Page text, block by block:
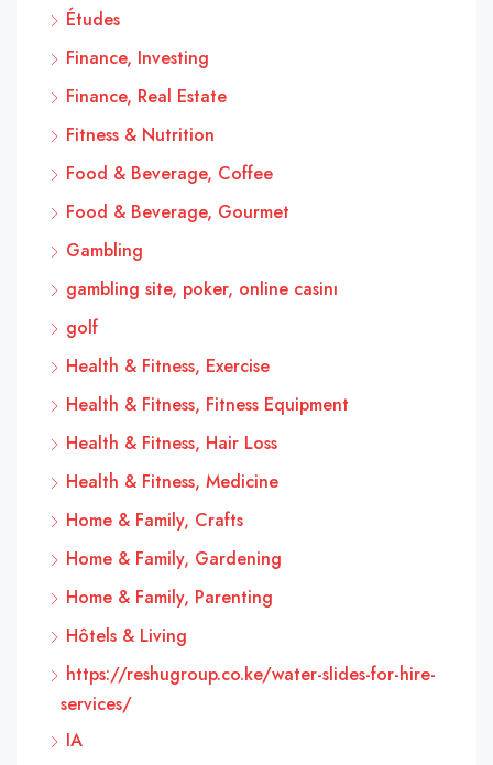
Études
Finance, Investing
Finance, Real Estate
Fitness & Nutrition
Food & Beverage, Coffee
Food & Beverage, Gourmet
Gambling
gambling site, poker, online casinı
golf
Health & Fitness, Exercise
Health & Fitness, Fitness Equipment
Health & Fitness, Hair Loss
Health & Fitness, Medicine
Home & Family, Crafts
Home & Family, Gardening
Home & Family, Parenting
Hôtels & Living
https://reshugroup.co.ke/water-slides-for-hire-
services/
IA